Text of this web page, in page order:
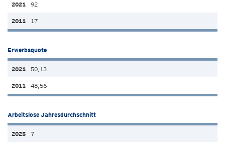
92
17
Erwerbsquote
50,13
48,56
Arbeitslose Jahresdurchschnitt
7